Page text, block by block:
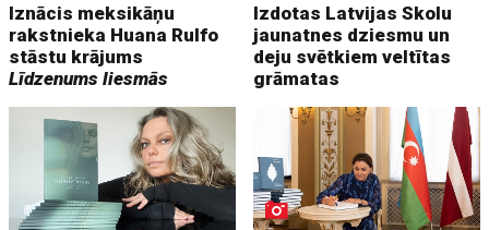
Iznācis meksikāņu
rakstnieka Huana Rulfo
stāstu krājums
Līdzenums liesmās
Izdotas Latvijas Skolu
jaunatnes dziesmu un
deju svētkiem veltītas
grāmatas